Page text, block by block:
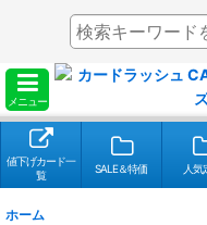
メニュー
値下げカード一
覧
SALE＆特価 人気
ホーム